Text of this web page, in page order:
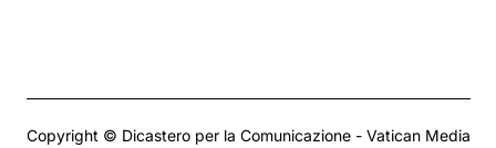
Copyright © Dicastero per la Comunicazione - Vatican Media